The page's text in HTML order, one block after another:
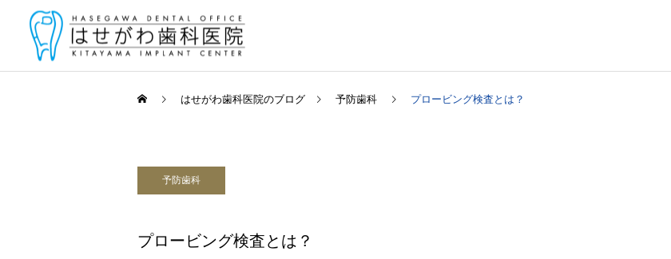
はせがわ歯科医院のブログ 予防歯科 プロービング検査とは？
予防歯科
プロービング検査とは？